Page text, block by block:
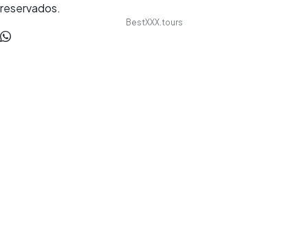
reservados.
BestXXX.tours